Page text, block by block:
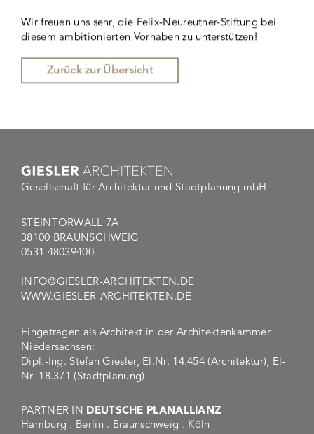
Wir freuen uns sehr, die Felix-Neureuther-Stiftung bei
diesem ambitionierten Vorhaben zu unterstützen!
Zurück zur Übersicht
Gesellschaft für Architektur und Stadtplanung mbH
STEINTORWALL 7A
38100 BRAUNSCHWEIG
0531 48039400
INFO@GIESLER-ARCHITEKTEN.DE
WWW.GIESLER-ARCHITEKTEN.DE
Eingetragen als Architekt in der Architektenkammer
Niedersachsen:
Dipl.-Ing. Stefan Giesler, El.Nr. 14.454 (Architektur), El-
Nr. 18.371 (Stadtplanung)
PARTNER IN DEUTSCHE PLANALLIANZ
Hamburg . Berlin . Braunschweig . Köln